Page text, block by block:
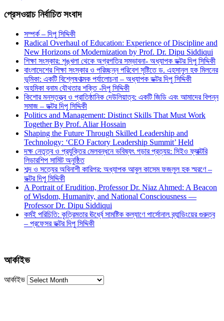
প্রেসওয়াচ নির্বাচিত সংবাদ
সম্পর্ক – দিপু সিদ্দিকী
Radical Overhaul of Education: Experience of Discipline and
New Horizons of Modernization by Prof. Dr. Dipu Siddiqui
শিক্ষা সংস্কার: শৃঙ্খলা থেকে অগ্রগতির সম্ভাবনা- অধ্যাপক ডক্টর দিপু সিদ্দিকী
বাংলাদেশের শিক্ষা সংস্কার ও পরিচ্ছন্ন পরিবেশ সৃষ্টিতে ড. এহসানুল হক মিলনের
ভূমিকা: একটি বিশ্লেষণাত্মক পর্যালোচনা – অধ্যাপক ডক্টর দিপু সিদ্দিকী
অহমিকা বনাম যৌথতার শক্তি -দিপু সিদ্দিকী
কিশোর মনস্তত্ত্ব ও প্রাতিষ্ঠানিক দেউলিয়াত্ব: একটি জিডি এবং আমাদের বিপন্ন
সমাজ – ডক্টর দিপু সিদ্দিকী
Politics and Management: Distinct Skills That Must Work
Together By Prof. Aliar Hossain
Shaping the Future Through Skilled Leadership and
Technology: ‘CEO Factory Leadership Summit’ Held
দক্ষ নেতৃত্ব ও প্রযুক্তির মেলবন্ধনে ভবিষ্যৎ গড়ার প্রত্যয়: সিইও ফ্যাক্টরি
লিডারশিপ সামিট অনুষ্ঠিত
শব্দ ও সত্যের অবিনাশী কারিগর: অধ্যাপক আবুল কাসেম ফজলুল হক স্মরণে –
ডক্টর দিপু সিদ্দিকী
A Portrait of Erudition, Professor Dr. Niaz Ahmed: A Beacon
of Wisdom, Humanity, and National Consciousness —
Professor Dr. Dipu Siddiqui
কর্মই পরিচিতি: কৃত্রিমতার ঊর্ধ্বে সামষ্টিক কল্যাণে পার্সোনাল ব্র্যান্ডিংয়ের গুরুত্ব
– প্রফেসর ডক্টর দিপু সিদ্দিকী
আর্কাইভ
আর্কাইভ